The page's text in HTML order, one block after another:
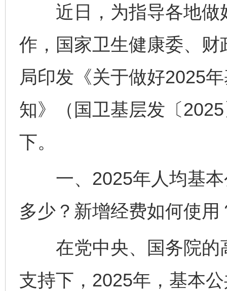
近日，为指导各地做
作，国家卫生健康委、
局印发《关于做好2025
知》（国卫基层发〔
下。
一、2025年人均基本
多少？新增经费如何使用
在党中央、国务院的
支持下，2025年，基本